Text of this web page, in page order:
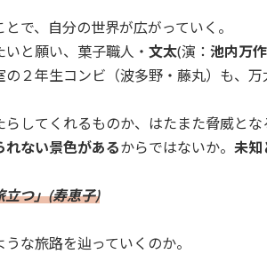
で、自分の世界が広がっていく。
と願い、菓子職人・ 文太(演： 池内万作
２年生コンビ（波多野・藤丸）も、
らしてくれるものか、はたまた脅威と
ない景色があるからではないか。 未知
立つ」(寿恵子)
な旅路を辿っていくのか。